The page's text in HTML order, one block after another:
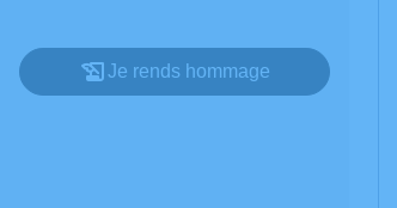
Je rends hommage